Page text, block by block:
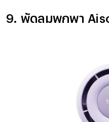
9. พัดลมพกพา